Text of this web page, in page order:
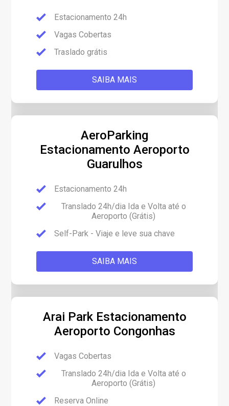
Estacionamento 24h
Vagas Cobertas
Traslado grátis
SAIBA MAIS
AeroParking
Estacionamento Aeroporto
Guarulhos
Estacionamento 24h
Translado 24h/dia Ida e Volta até o
Aeroporto (Grátis)
Self-Park - Viaje e leve sua chave
SAIBA MAIS
Arai Park Estacionamento
Aeroporto Congonhas
Vagas Cobertas
Translado 24h/dia Ida e Volta até o
Aeroporto (Grátis)
Reserva Online